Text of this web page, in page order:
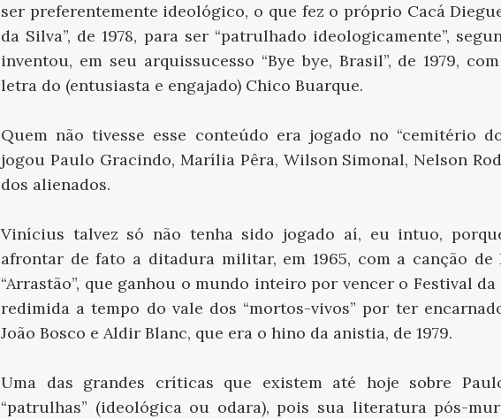
ser preferentemente ideológico, o que fez o próprio Cacá
da Silva”, de 1978, para ser “patrulhado ideologicamente”,
inventou, em seu arquissucesso “Bye bye, Brasil”, de 1979,
letra do (entusiasta e engajado) Chico Buarque.
Quem não tivesse esse conteúdo era jogado no “cemitério
jogou Paulo Gracindo, Marília Pêra, Wilson Simonal, Nelson
dos alienados.
Vinícius talvez só não tenha sido jogado aí, eu intuo,
afrontar de fato a ditadura militar, em 1965, com a canção
“Arrastão”, que ganhou o mundo inteiro por vencer o Festival
redimida a tempo do vale dos “mortos-vivos” por ter
João Bosco e Aldir Blanc, que era o hino da anistia, de 1979.
Uma das grandes críticas que existem até hoje sobre
“patrulhas” (ideológica ou odara), pois sua literatura pós-